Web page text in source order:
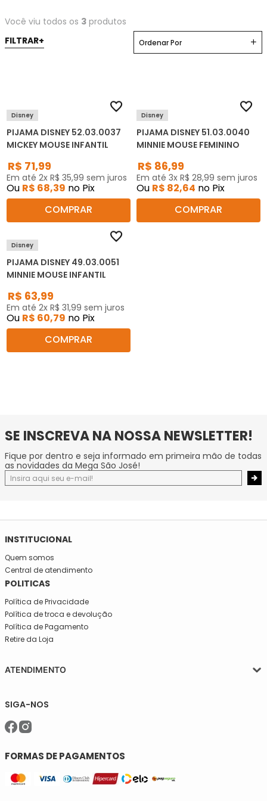
Você viu todos os 3 produtos
Ordenar Por
Disney
PIJAMA DISNEY 52.03.0037
MICKEY MOUSE INFANTIL
R$ 71,99
Em até 2x R$ 35,99 sem juros
Ou R$ 68,39 no Pix
COMPRAR
Disney
PIJAMA DISNEY 51.03.0040
MINNIE MOUSE FEMININO
R$ 86,99
Em até 3x R$ 28,99 sem juros
Ou R$ 82,64 no Pix
COMPRAR
Disney
PIJAMA DISNEY 49.03.0051
MINNIE MOUSE INFANTIL
R$ 63,99
Em até 2x R$ 31,99 sem juros
Ou R$ 60,79 no Pix
COMPRAR
SE INSCREVA NA NOSSA NEWSLETTER!
Fique por dentro e seja informado em primeira mão de todas
as novidades da Mega São José!
INSTITUCIONAL
Quem somos
Central de atendimento
POLITICAS
Política de Privacidade
Política de troca e devolução
Política de Pagamento
Retire da Loja
ATENDIMENTO
Sexta, das 08:30 às 16h30.
Telefone: (11)5627-7800
WhatsApp: (11)94238-1925
sac@meiassaojose.com.br
SIGA-NOS
FORMAS DE PAGAMENTOS